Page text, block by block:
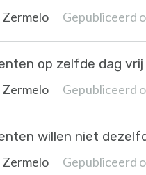
Zermelo Gepubliceerd
op zelfde dag vrij
Zermelo Gepubliceerd
willen niet
Zermelo Gepubliceerd